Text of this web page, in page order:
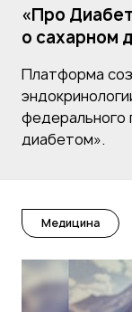
«Про
о сахарном
Платформа
федерального
диабетом».
Медицина